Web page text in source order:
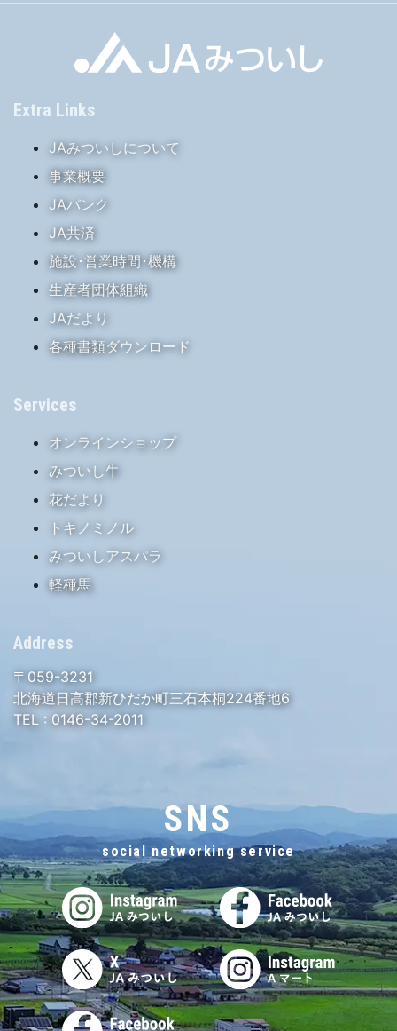
Extra Links
JAみついしについて
事業概要
JAバンク
JA共済
施設･営業時間･機構
生産者団体組織
JAだより
各種書類ダウンロード
Services
オンラインショップ
みついし牛
花だより
トキノミノル
みついしアスパラ
軽種馬
Address
〒059-3231
北海道日高郡新ひだか町三石本桐224番地6
TEL : 0146-34-2011
SNS
social networking service